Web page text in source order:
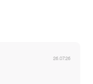
26.07.26